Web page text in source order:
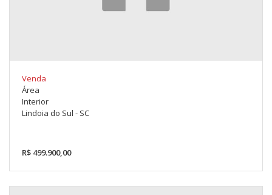
Venda
Área
Interior
Lindoia do Sul - SC
R$ 499.900,00